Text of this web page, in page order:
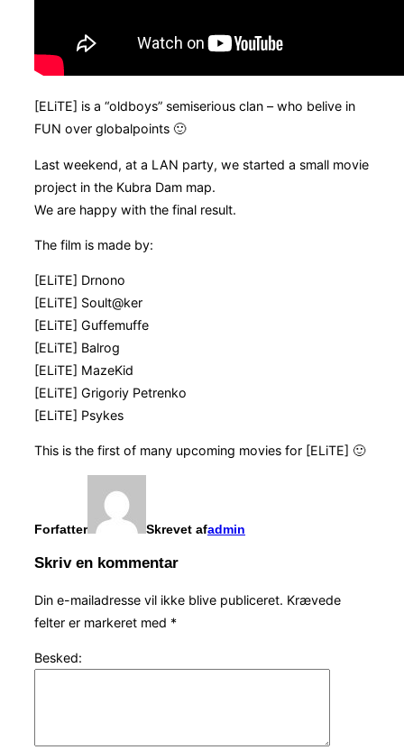
[ELiTE] is a “oldboys” semiserious clan – who belive in
FUN over globalpoints 🙂
Last weekend, at a LAN party, we started a small movie
project in the Kubra Dam map.
We are happy with the final result.
The film is made by:
[ELiTE] Drnono
[ELiTE] Soult@ker
[ELiTE] Guffemuffe
[ELiTE] Balrog
[ELiTE] MazeKid
[ELiTE] Grigoriy Petrenko
[ELiTE] Psykes
This is the first of many upcoming movies for [ELiTE] 🙂
Forfatter Skrevet afadmin
Skriv en kommentar
Din e-mailadresse vil ikke blive publiceret. Krævede
felter er markeret med *
Besked: